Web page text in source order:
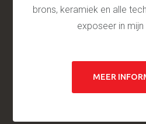
brons, keramiek en alle
exposeer in mijn
MEER